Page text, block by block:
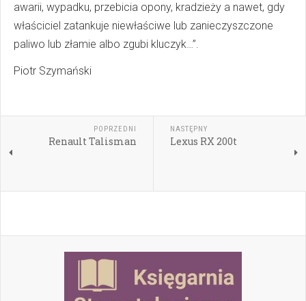
awarii, wypadku, przebicia opony, kradzieży a nawet, gdy
właściciel zatankuje niewłaściwe lub zanieczyszczone
paliwo lub złamie albo zgubi kluczyk…”.
Piotr Szymański
POPRZEDNI
Renault Talisman
NASTĘPNY
Lexus RX 200t